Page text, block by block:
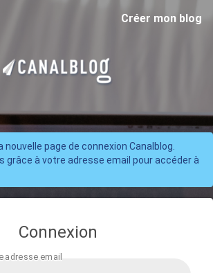
Créer mon blog
nouvelle page de connexion Canalblog.
grâce à votre adresse email pour accéder à
Connexion